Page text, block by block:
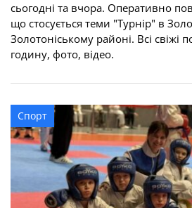
сьогодні та вчора. Оперативно
що стосується теми "Турнір" в
Золотоніському районі. Всі свіжі
годину, фото, відео.
Спорт